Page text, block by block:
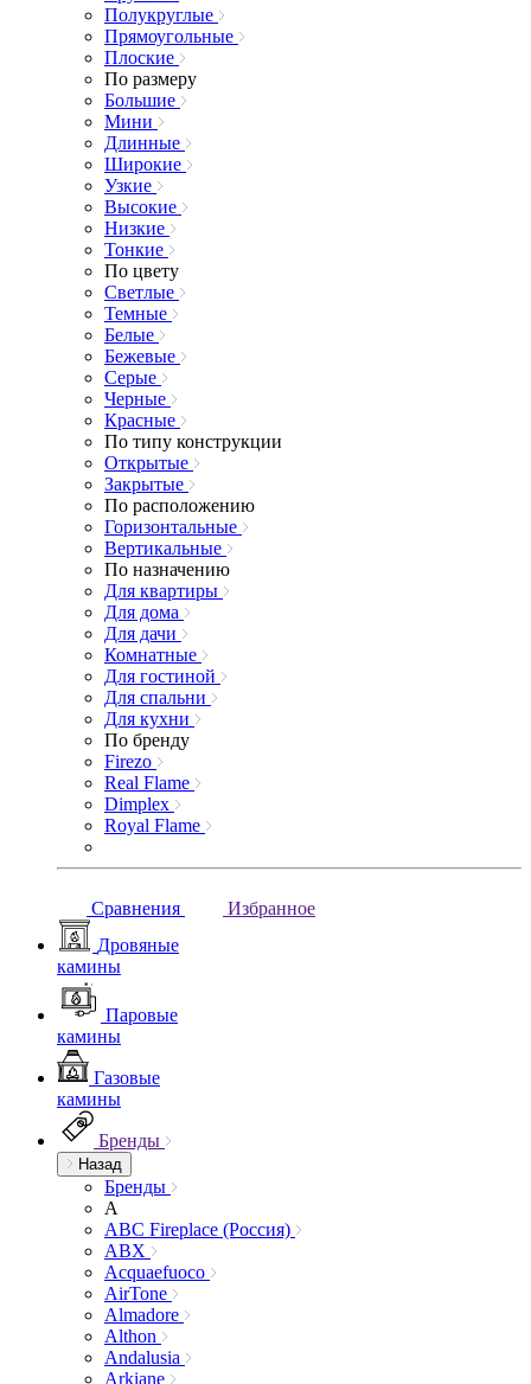
Полукруглые
Прямоугольные
Плоские
По размеру
Большие
Мини
Длинные
Широкие
Узкие
Высокие
Низкие
Тонкие
По цвету
Светлые
Темные
Белые
Бежевые
Серые
Черные
Красные
По типу конструкции
Открытые
Закрытые
По расположению
Горизонтальные
Вертикальные
По назначению
Для квартиры
Для дома
Для дачи
Комнатные
Для гостиной
Для спальни
Для кухни
По бренду
Firezo
Real Flame
Dimplex
Royal Flame
Сравнения
Избранное
Дровяные
камины
Паровые
камины
Газовые
камины
Бренды
Назад
Бренды
A
ABC Fireplace (Россия)
ABX
Acquaefuoco
AirTone
Almadore
Althon
Andalusia
Arkiane